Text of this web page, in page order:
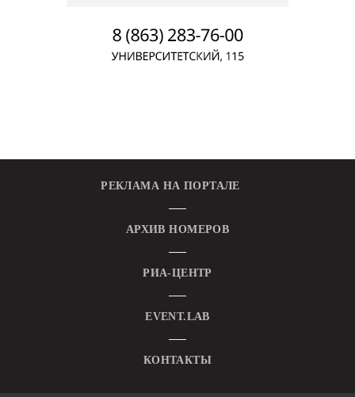
РЕКЛАМА НА ПОРТАЛЕ
АРХИВ НОМЕРОВ
РИА-ЦЕНТР
EVENT.LAB
КОНТАКТЫ